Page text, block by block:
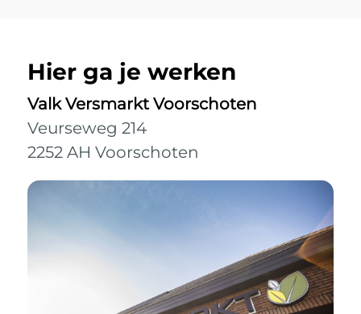
Hier ga je werken
Valk Versmarkt Voorschoten
Veurseweg 214
2252 AH Voorschoten